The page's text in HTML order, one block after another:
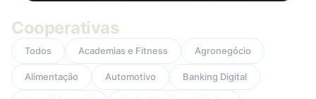
Cooperativas
Todos Academias e Fitness Agronegócio
Alimentação Automotivo Banking Digital